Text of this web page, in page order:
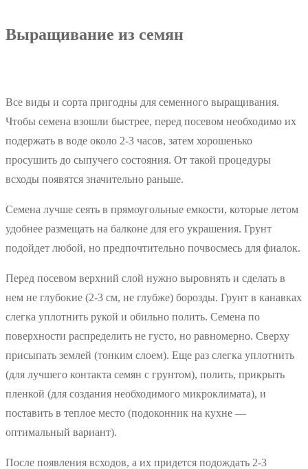
Выращивание из семян
Все виды и сорта пригодны для семенного выращивания.
Чтобы семена взошли быстрее, перед посевом необходимо их
подержать в воде около 2-3 часов, затем хорошенько
просушить до сыпучего состояния. От такой процедуры
всходы появятся значительно раньше.
Семена лучше сеять в прямоугольные емкости, которые летом
удобнее размещать на балконе для его украшения. Грунт
подойдет любой, но предпочтительно почвосмесь для фиалок.
Перед посевом верхний слой нужно выровнять и сделать в
нем не глубокие (2-3 см, не глубже) борозды. Грунт в канавках
слегка уплотнить рукой и обильно полить. Семена по
поверхности распределить не густо, но равномерно. Сверху
присыпать землей (тонким слоем). Еще раз слегка уплотнить
(для лучшего контакта семян с грунтом), полить, прикрыть
пленкой (для создания необходимого микроклимата), и
поставить в теплое место (подоконник на кухне —
оптимальный вариант).
После появления всходов, а их придется подождать 2-3